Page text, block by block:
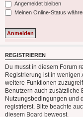
Angemeldet bleiben
Meinen Online-Status
REGISTRIEREN
Du musst in diesem Forum
Registrierung ist in wenigen
weitere Funktionen
Benutzern auch zusätzliche
Nutzungsbedingungen und
registrierst. Bitte beachte
diesem Board bewegst.